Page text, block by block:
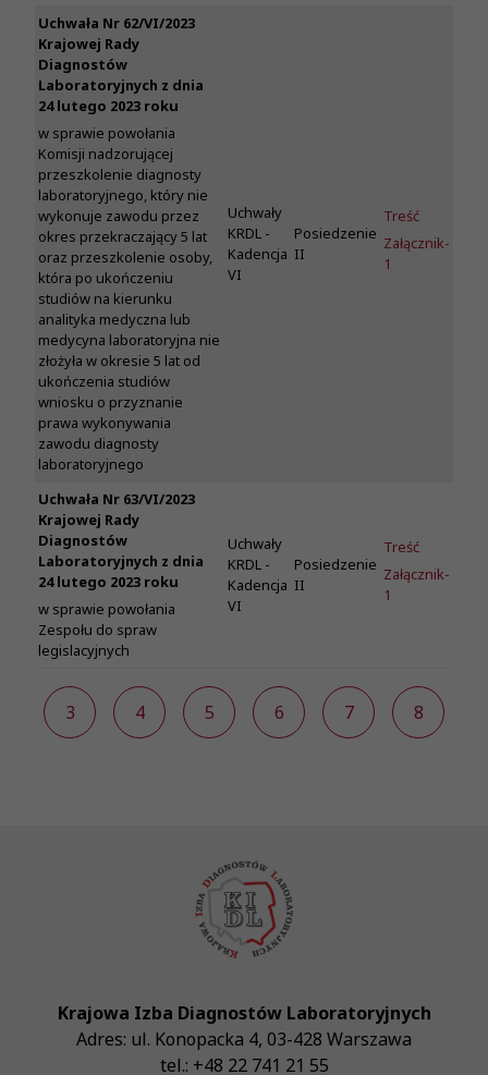
Uchwała Nr 62/VI/2023
Krajowej Rady
Diagnostów
Laboratoryjnych z dnia
24 lutego 2023 roku
w sprawie powołania
Komisji nadzorującej
przeszkolenie diagnosty
laboratoryjnego, który nie
wykonuje zawodu przez
okres przekraczający 5 lat
oraz przeszkolenie osoby,
która po ukończeniu
studiów na kierunku
analityka medyczna lub
medycyna laboratoryjna nie
złożyła w okresie 5 lat od
ukończenia studiów
wniosku o przyznanie
prawa wykonywania
zawodu diagnosty
laboratoryjnego
Uchwały
KRDL -
Kadencja
VI
Posiedzenie
II
Treść
Załącznik-
1
Uchwała Nr 63/VI/2023
Krajowej Rady
Diagnostów
Laboratoryjnych z dnia
24 lutego 2023 roku
w sprawie powołania
Zespołu do spraw
legislacyjnych
Uchwały
KRDL -
Kadencja
VI
Posiedzenie
II
Treść
Załącznik-
1
3 4 5 6 7 8
Krajowa Izba Diagnostów Laboratoryjnych
Adres: ul. Konopacka 4, 03-428 Warszawa
tel.: +48 22 741 21 55